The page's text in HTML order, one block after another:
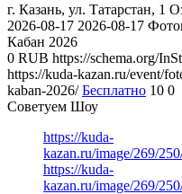
г. Казань, ул. Татарстан, 1
2026-08-17 2026-08-17
Кабан 2026
0 RUB https://schema.org/
https://kuda-kazan.ru/event/
kaban-2026/ Бесплатно 10 0
Советуем Шоу
https://kuda-
kazan.ru/image/269/
https://kuda-
kazan.ru/image/269/